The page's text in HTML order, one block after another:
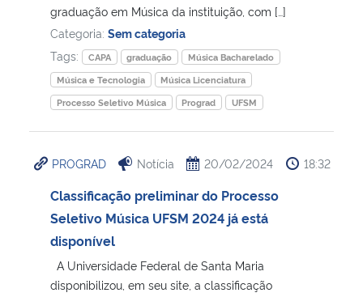
graduação em Música da instituição, com […]
Categoria: Sem categoria
Tags:
CAPA graduação
Música Bacharelado
Música e Tecnologia
Música Licenciatura
Processo Seletivo Música
Prograd UFSM
PROGRAD Notícia 20/02/2024 18:32
Classificação preliminar do Processo
Seletivo Música UFSM 2024 já está
disponível
A Universidade Federal de Santa Maria
disponibilizou, em seu site, a classificação